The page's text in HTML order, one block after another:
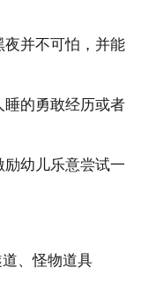
夜并不可怕，并能
睡的勇敢经历或者
幼儿乐意尝试一
、怪物道具